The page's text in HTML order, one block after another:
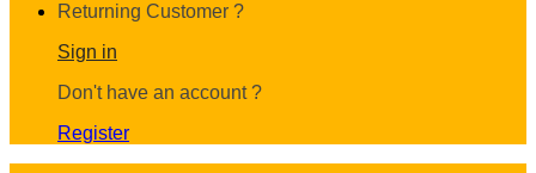
Returning Customer ?
Sign in
Don't have an account ?
Register